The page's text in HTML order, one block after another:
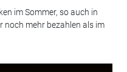
im Sommer, so auch in
noch mehr bezahlen als im